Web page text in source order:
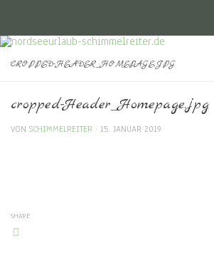
CROPPED-HEADER_HOMEPAGE.JPG
cropped-Header_Homepage.jpg
VON SCHIMMELREITER · 15. JANUAR 2019
SHARE